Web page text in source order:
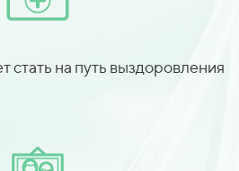
стать на путь выздоровления